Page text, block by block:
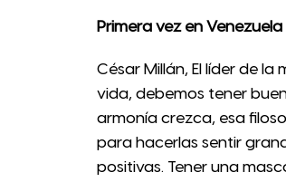
Primera vez en Venezuela
César Millán, El líder de
vida, debemos tener
armonía crezca, esa
para hacerlas sentir
positivas. Tener una